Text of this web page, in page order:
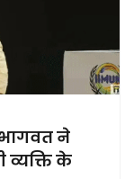
ने
के